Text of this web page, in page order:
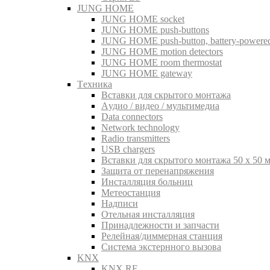
JUNG HOME
JUNG HOME socket
JUNG HOME push-buttons
JUNG HOME push-button, battery-
JUNG HOME motion detectors
JUNG HOME room thermostat
JUNG HOME gateway
Tехника
Вставки для скрытого монтажа
Aудио / видео / мультимедиа
Data connectors
Network technology
Radio transmitters
USB chargers
Вставки для скрытого монтажа 50 x 50
Защита от перенапряжения
Инсталляция больниц
Метеостанция
Надписи
Отельная инсталляция
Принадлежности и запчасти
Релейная/диммерная станция
Система экстернного вызова
KNX